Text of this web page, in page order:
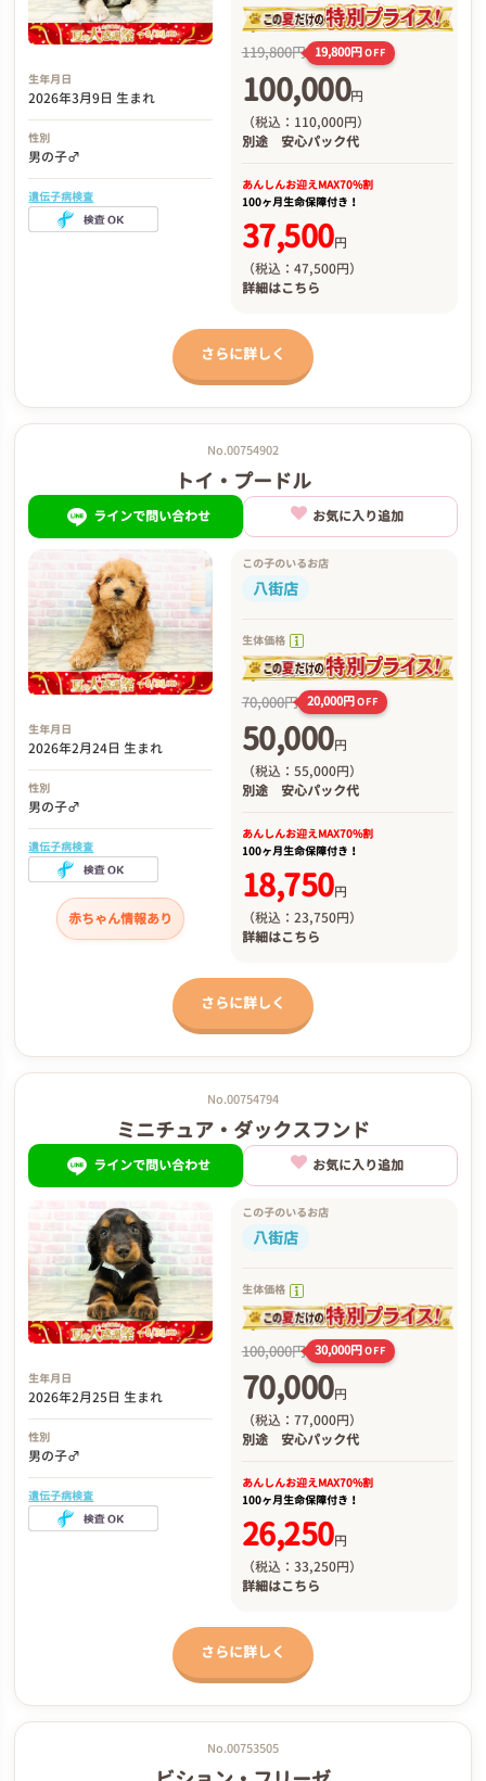
生年月日
2026年3月9日 生まれ
性別
男の子♂
遺伝子病検査
119,800円 19,800円OFF
100,000円
（税込：110,000円）
別途 安心パック代
あんしんお迎えMAX70%割
100ヶ月生命保障付き！
37,500円
（税込：47,500円）
詳細はこちら
さらに詳しく
No.00754902
トイ・プードル
ラインで問い合わせ お気に入り追加
生年月日
2026年2月24日 生まれ
性別
男の子♂
遺伝子病検査
赤ちゃん情報あり
この子のいるお店
八街店
生体価格
70,000円 20,000円OFF
50,000円
（税込：55,000円）
別途 安心パック代
あんしんお迎えMAX70%割
100ヶ月生命保障付き！
18,750円
（税込：23,750円）
詳細はこちら
さらに詳しく
No.00754794
ミニチュア・ダックスフンド
ラインで問い合わせ お気に入り追加
生年月日
2026年2月25日 生まれ
性別
男の子♂
遺伝子病検査
この子のいるお店
八街店
生体価格
100,000円 30,000円OFF
70,000円
（税込：77,000円）
別途 安心パック代
あんしんお迎えMAX70%割
100ヶ月生命保障付き！
26,250円
（税込：33,250円）
詳細はこちら
さらに詳しく
No.00753505